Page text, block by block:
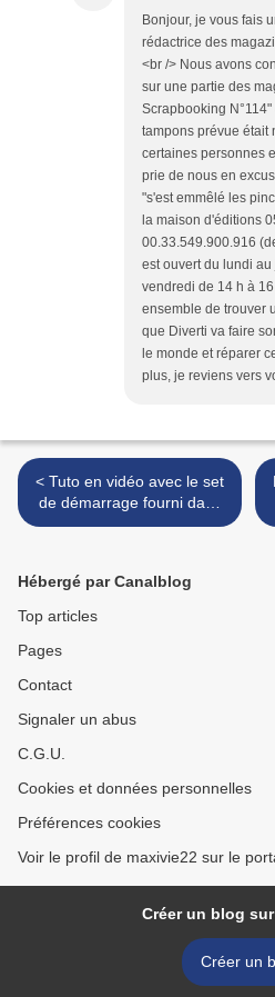
Bonjour, je vous fais
rédactrice des
<br /> Nous avons
sur une partie des
Scrapbooking
tampons prévue était
certaines personnes
prie de nous en
"s'est emmêlé les
la maison d'éditions
00.33.549.900.916
est ouvert du lundi
vendredi de 14 h à
ensemble de trouver
que Diverti va faire
le monde et réparer
plus, je reviens vers
< Tuto en vidéo avec le set
de démarrage fourni dans
le Guide Essentiel du
Hébergé par Canalblog
Top articles
Pages
Contact
Signaler un abus
C.G.U.
Cookies et données personnelles
Préférences cookies
Voir le profil de maxivie22 sur le
Créer un blog
Créer un